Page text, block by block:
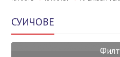
СУИЧОВЕ